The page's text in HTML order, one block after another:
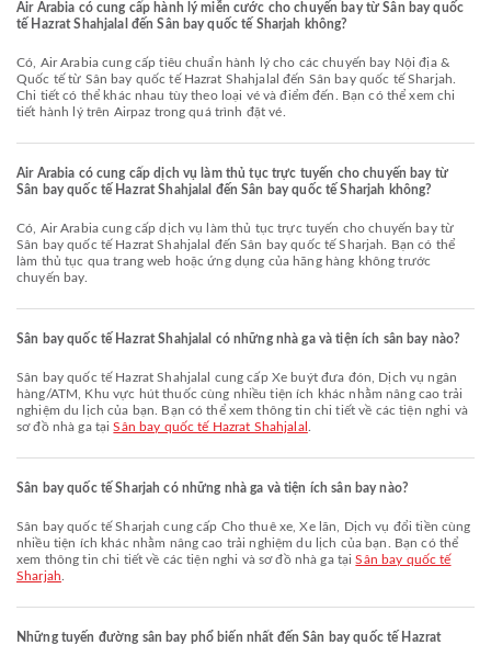
Air Arabia có cung cấp hành lý miễn cước cho chuyến bay từ Sân bay quốc
tế Hazrat Shahjalal đến Sân bay quốc tế Sharjah không?
Có, Air Arabia cung cấp tiêu chuẩn hành lý cho các chuyến bay Nội địa &
Quốc tế từ Sân bay quốc tế Hazrat Shahjalal đến Sân bay quốc tế Sharjah.
Chi tiết có thể khác nhau tùy theo loại vé và điểm đến. Bạn có thể xem chi
tiết hành lý trên Airpaz trong quá trình đặt vé.
Air Arabia có cung cấp dịch vụ làm thủ tục trực tuyến cho chuyến bay từ
Sân bay quốc tế Hazrat Shahjalal đến Sân bay quốc tế Sharjah không?
Có, Air Arabia cung cấp dịch vụ làm thủ tục trực tuyến cho chuyến bay từ
Sân bay quốc tế Hazrat Shahjalal đến Sân bay quốc tế Sharjah. Bạn có thể
làm thủ tục qua trang web hoặc ứng dụng của hãng hàng không trước
chuyến bay.
Sân bay quốc tế Hazrat Shahjalal có những nhà ga và tiện ích sân bay nào?
Sân bay quốc tế Hazrat Shahjalal cung cấp Xe buýt đưa đón, Dịch vụ ngân
hàng/ATM, Khu vực hút thuốc cùng nhiều tiện ích khác nhằm nâng cao trải
nghiệm du lịch của bạn. Bạn có thể xem thông tin chi tiết về các tiện nghi và
sơ đồ nhà ga tạiSân bay quốc tế Hazrat Shahjalal
Sân bay quốc tế Sharjah có những nhà ga và tiện ích sân bay nào?
Sân bay quốc tế Sharjah cung cấp Cho thuê xe, Xe lăn, Dịch vụ đổi tiền cùng
nhiều tiện ích khác nhằm nâng cao trải nghiệm du lịch của bạn. Bạn có thể
xem thông tin chi tiết về các tiện nghi và sơ đồ nhà ga tạiSân bay quốc tế
Sharjah
Những tuyến đường sân bay phổ biến nhất đến Sân bay quốc tế Hazrat